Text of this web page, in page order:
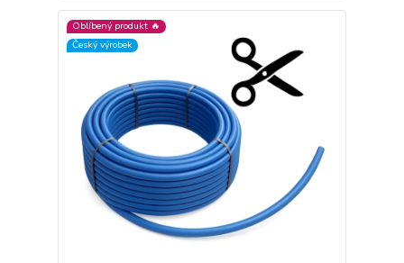
Oblíbený produkt 🔥
Český výrobek